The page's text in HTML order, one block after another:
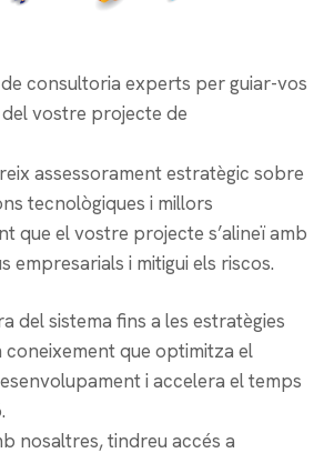
consultoria experts per guiar-vos
vostre projecte de
assessorament estratègic sobre
tecnològiques i millors
que el vostre projecte s’alineï amb
empresarials i mitigui els riscos.
del sistema fins a les estratègies
coneixement que optimitza el
i accelera el temps
nosaltres, tindreu accés a